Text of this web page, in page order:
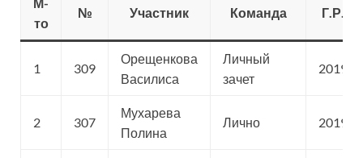
то
№ Участник Команда Г.Р.
1 309
Орещенкова
Василиса
Личный
зачет
2019
2 307
Мухарева
Полина
Лично 2019